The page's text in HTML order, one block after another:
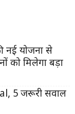
नई योजना से
को मिलेगा बड़ा
5 जरूरी सवाल